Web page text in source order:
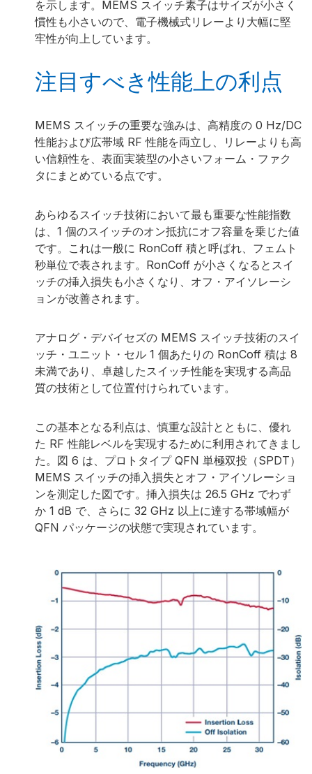
を示します。MEMS スイッチ素子はサイズが小さく
慣性も小さいので、電子機械式リレーより大幅に堅
牢性が向上しています。
注目すべき性能上の利点
MEMS スイッチの重要な強みは、高精度の 0 Hz/DC
性能および広帯域 RF 性能を両立し、リレーよりも高
い信頼性を、表面実装型の小さいフォーム・ファク
タにまとめている点です。
あらゆるスイッチ技術において最も重要な性能指数
は、1 個のスイッチのオン抵抗にオフ容量を乗じた値
です。これは一般に RonCoff 積と呼ばれ、フェムト
秒単位で表されます。RonCoff が小さくなるとスイ
ッチの挿入損失も小さくなり、オフ・アイソレーシ
ョンが改善されます。
アナログ・デバイセズの MEMS スイッチ技術のスイ
ッチ・ユニット・セル 1 個あたりの RonCoff 積は 8
未満であり、卓越したスイッチ性能を実現する高品
質の技術として位置付けられています。
この基本となる利点は、慎重な設計とともに、優れ
た RF 性能レベルを実現するために利用されてきまし
た。図 6 は、プロトタイプ QFN 単極双投（SPDT）
MEMS スイッチの挿入損失とオフ・アイソレーショ
ンを測定した図です。挿入損失は 26.5 GHz でわず
か 1 dB で、さらに 32 GHz 以上に達する帯域幅が
QFN パッケージの状態で実現されています。